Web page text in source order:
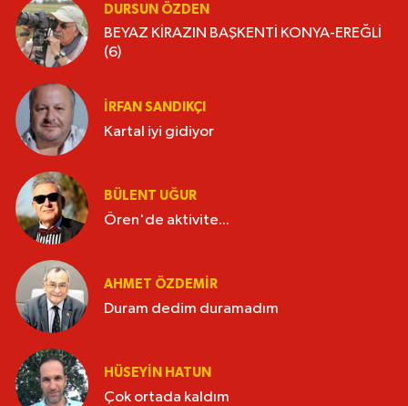
DURSUN ÖZDEN
BEYAZ KİRAZIN BAŞKENTİ KONYA-EREĞLİ
(6)
İRFAN SANDIKÇI
Kartal iyi gidiyor
BÜLENT UĞUR
Ören'de aktivite...
AHMET ÖZDEMIR
Duram dedim duramadım
HÜSEYIN HATUN
Çok ortada kaldım